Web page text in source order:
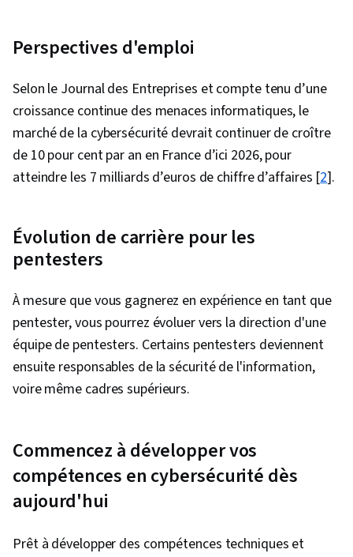
Perspectives d'emploi
Selon le Journal des Entreprises et compte tenu d’une
croissance continue des menaces informatiques, le
marché de la cybersécurité devrait continuer de croître
de 10 pour cent par an en France d’ici 2026, pour
atteindre les 7 milliards d’euros de chiffre d’affaires [2].
Évolution de carrière pour les
pentesters
À mesure que vous gagnerez en expérience en tant que
pentester, vous pourrez évoluer vers la direction d'une
équipe de pentesters. Certains pentesters deviennent
ensuite responsables de la sécurité de l'information,
voire même cadres supérieurs.
Commencez à développer vos
compétences en cybersécurité dès
aujourd'hui
Prêt à développer des compétences techniques et